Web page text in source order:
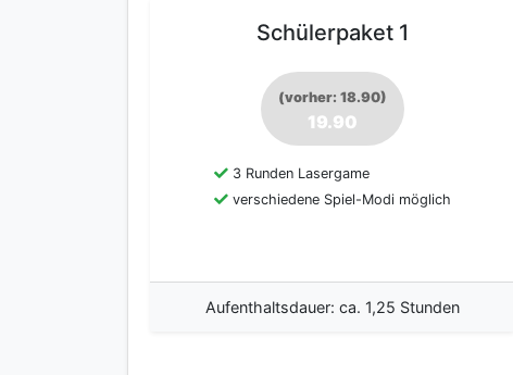
Schülerpaket 1
(vorher: 18.90)
19.90
3 Runden Lasergame
verschiedene Spiel-Modi möglich
Aufenthaltsdauer: ca. 1,25 Stunden